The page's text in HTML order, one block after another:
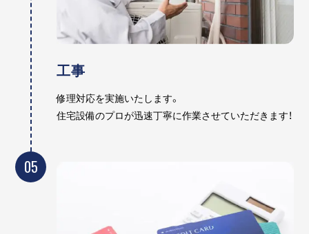
工事
修理対応を実施いたします。
住宅設備のプロが迅速丁寧に作業させていただきます！
05